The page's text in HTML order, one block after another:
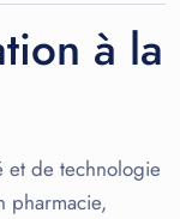
à la
et de technologie
pharmacie,